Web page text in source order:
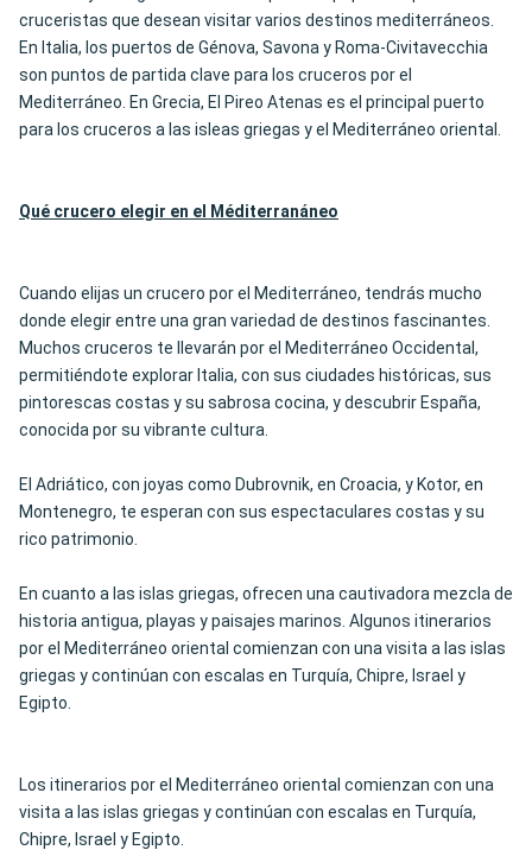
cruceristas que desean visitar varios destinos mediterráneos.
En Italia, los puertos de Génova, Savona y Roma-Civitavecchia
son puntos de partida clave para los cruceros por el
Mediterráneo. En Grecia, El Pireo Atenas es el principal puerto
para los cruceros a las isleas griegas y el Mediterráneo oriental.
Qué crucero elegir en el Méditerranáneo
Cuando elijas un crucero por el Mediterráneo, tendrás mucho
donde elegir entre una gran variedad de destinos fascinantes.
Muchos cruceros te llevarán por el Mediterráneo Occidental,
permitiéndote explorar Italia, con sus ciudades históricas, sus
pintorescas costas y su sabrosa cocina, y descubrir España,
conocida por su vibrante cultura.
El Adriático, con joyas como Dubrovnik, en Croacia, y Kotor, en
Montenegro, te esperan con sus espectaculares costas y su
rico patrimonio.
En cuanto a las islas griegas, ofrecen una cautivadora mezcla de
historia antigua, playas y paisajes marinos. Algunos itinerarios
por el Mediterráneo oriental comienzan con una visita a las islas
griegas y continúan con escalas en Turquía, Chipre, Israel y
Egipto.
Los itinerarios por el Mediterráneo oriental comienzan con una
visita a las islas griegas y continúan con escalas en Turquía,
Chipre, Israel y Egipto.